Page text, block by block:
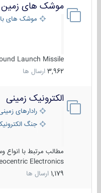
موشک های زمین
موشک های
Launch Missile
3,962 ارسال ها
الکترونیک زمینی
رادارهای زمینی
جنگ الکترونیک
مطالب مرتبط با انواع
Electronics
1,179 ارسال ها